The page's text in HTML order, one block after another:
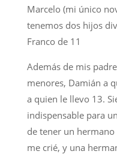
Marcelo (mi único
tenemos dos hijos
Franco de 11
Además de mis
menores, Damián a
a quien le llevo 13.
indispensable para
de tener un
me crié, y una